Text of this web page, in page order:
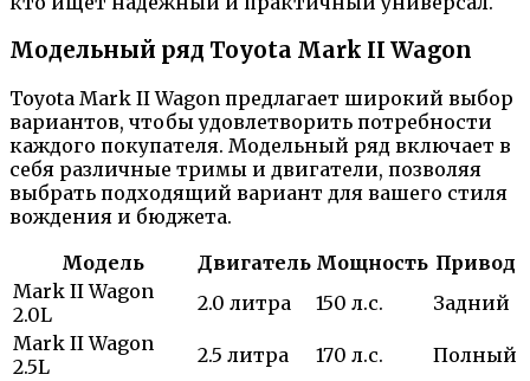
Модельный ряд Toyota Mark II Wagon
Toyota Mark II Wagon предлагает широкий выбор
вариантов, чтобы удовлетворить потребности
каждого покупателя. Модельный ряд включает в
себя различные тримы и двигатели, позволяя
выбрать подходящий вариант для вашего стиля
вождения и бюджета.
Модель
Двигатель Мощность Привод
Mark II Wagon
2.0L
2.0 литра 150 л.с.
Задний
Mark II Wagon
2.5L
2.5 литра 170 л.с.
Полный